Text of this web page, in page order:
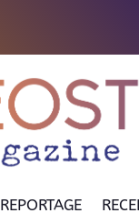
REPORTAGE